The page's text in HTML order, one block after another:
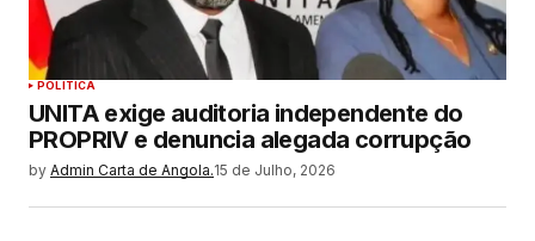
POLITICA
UNITA exige auditoria independente do
PROPRIV e denuncia alegada corrupção
by Admin Carta de Angola.15 de Julho, 2026